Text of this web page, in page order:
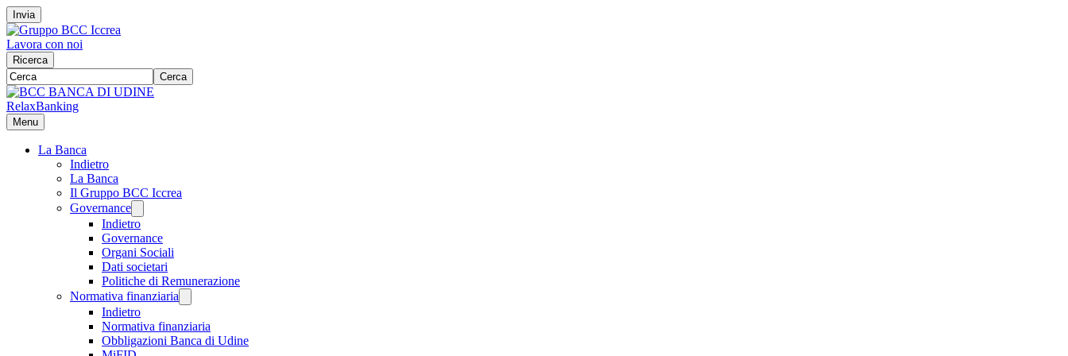
Invia
Lavora con noi
Ricerca
Cerca
RelaxBanking
Menu
La Banca
Indietro
La Banca
Il Gruppo BCC Iccrea
Governance
Indietro
Governance
Organi Sociali
Dati societari
Politiche di Remunerazione
Normativa finanziaria
Indietro
Normativa finanziaria
Obbligazioni Banca di Udine